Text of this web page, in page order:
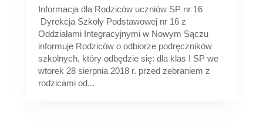
Informacja dla Rodziców uczniów SP nr 16
Dyrekcja Szkoły Podstawowej nr 16 z
Oddziałami Integracyjnymi w Nowym Sączu
informuje Rodziców o odbiorze podręczników
szkolnych, który odbędzie się: dla klas I SP we
wtorek 28 sierpnia 2018 r. przed zebraniem z
rodzicami od...